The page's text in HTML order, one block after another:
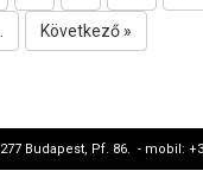
Következő »
Budapest, Pf. 86. - mobil: